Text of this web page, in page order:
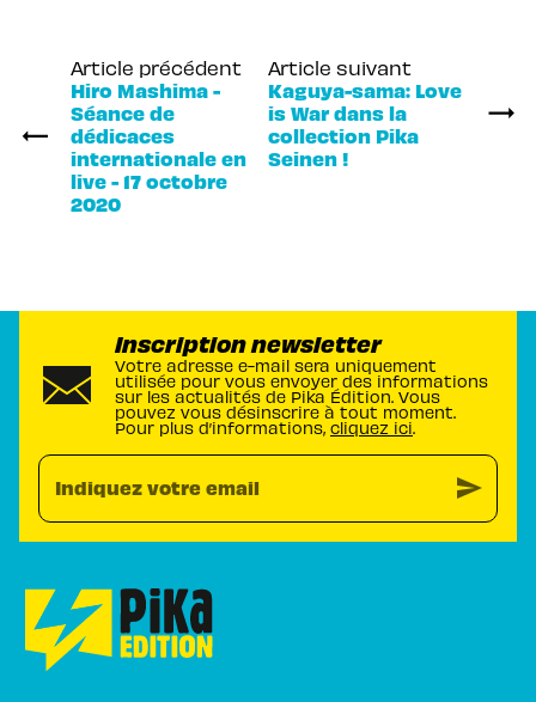
Article précédent
Hiro Mashima -
Séance de
dédicaces
internationale en
live - 17 octobre
2020
Article suivant
Kaguya-sama: Love
is War dans la
collection Pika
Seinen !
Inscription newsletter
Votre adresse e-mail sera uniquement
utilisée pour vous envoyer des informations
sur les actualités de Pika Édition. Vous
pouvez vous désinscrire à tout moment.
Pour plus d’informations, cliquez ici.
Indiquez votre email send